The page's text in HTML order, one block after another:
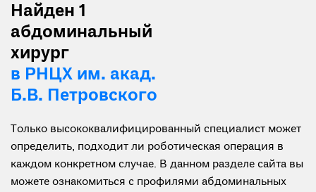
Найден 1
абдоминальный
хирург
в РНЦХ им. акад.
Б.В. Петровского
Только высококвалифицированный специалист может
определить, подходит ли роботическая операция в
каждом конкретном случае. В данном разделе сайта вы
можете ознакомиться с профилями абдоминальных